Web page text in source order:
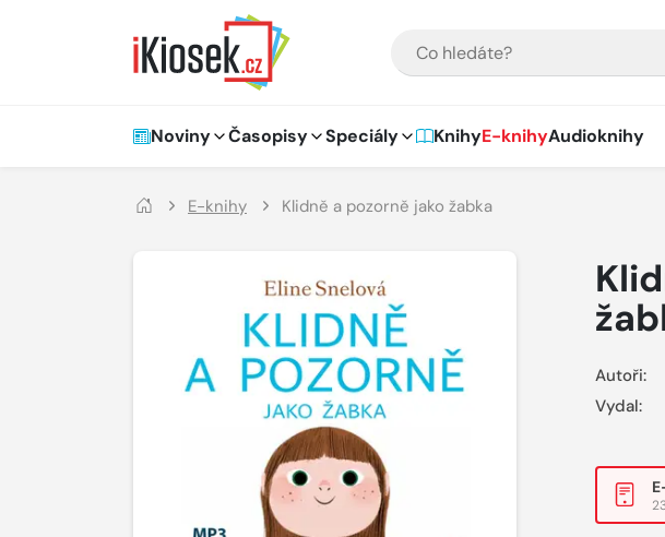
Hlavní navigace
Noviny Časopisy Speciály KnihyE-knihyAudioknihy
E-knihy Klidně a pozorně jako žabka
Autoři:
Vydal: